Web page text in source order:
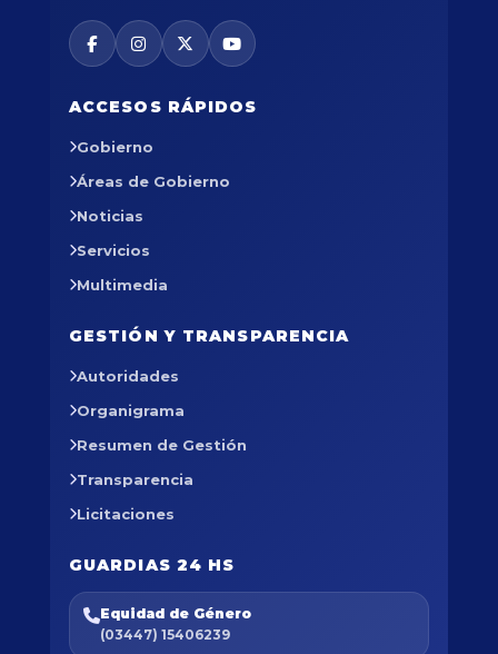
ACCESOS RÁPIDOS
Gobierno
Áreas de Gobierno
Noticias
Servicios
Multimedia
GESTIÓN Y TRANSPARENCIA
Autoridades
Organigrama
Resumen de Gestión
Transparencia
Licitaciones
GUARDIAS 24 HS
Equidad de Género
(03447) 15406239